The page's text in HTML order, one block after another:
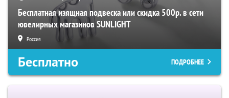
Бесплатная изящная подвеска или скидка 500р. в сети
ювелирных магазинов SUNLIGHT
Россия
Бесплатно ПОДРОБНЕЕ